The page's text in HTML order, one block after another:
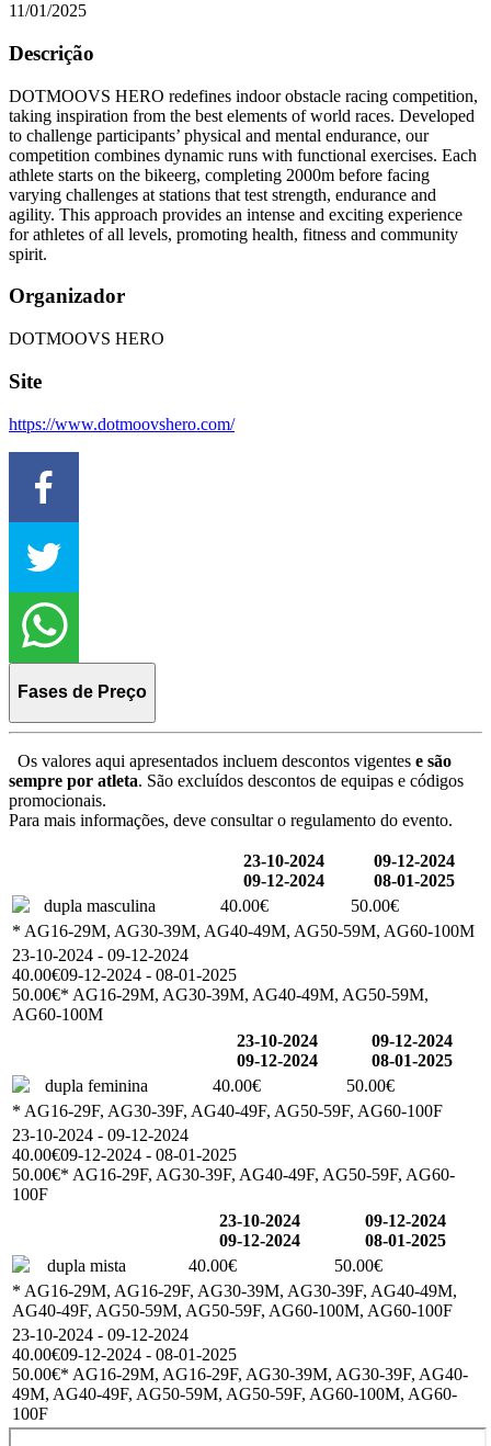
11/01/2025
Descrição
DOTMOOVS HERO redefines indoor obstacle racing competition,
taking inspiration from the best elements of world races. Developed
to challenge participants’ physical and mental endurance, our
competition combines dynamic runs with functional exercises. Each
athlete starts on the bikeerg, completing 2000m before facing
varying challenges at stations that test strength, endurance and
agility. This approach provides an intense and exciting experience
for athletes of all levels, promoting health, fitness and community
spirit.
Organizador
DOTMOOVS HERO
Site
https://www.dotmoovshero.com/
Fases de Preço
Os valores aqui apresentados incluem descontos vigentes e são
sempre por atleta. São excluídos descontos de equipas e códigos
promocionais.
Para mais informações, deve consultar o regulamento do evento.
23-10-2024
09-12-2024
09-12-2024
08-01-2025
dupla masculina
40.00€
50.00€
* AG16-29M, AG30-39M, AG40-49M, AG50-59M, AG60-100M
23-10-2024 - 09-12-2024
40.00€09-12-2024 - 08-01-2025
50.00€* AG16-29M, AG30-39M, AG40-49M, AG50-59M,
AG60-100M
23-10-2024
09-12-2024
09-12-2024
08-01-2025
dupla feminina
40.00€
50.00€
* AG16-29F, AG30-39F, AG40-49F, AG50-59F, AG60-100F
23-10-2024 - 09-12-2024
40.00€09-12-2024 - 08-01-2025
50.00€* AG16-29F, AG30-39F, AG40-49F, AG50-59F, AG60-
100F
23-10-2024
09-12-2024
09-12-2024
08-01-2025
dupla mista
40.00€
50.00€
* AG16-29M, AG16-29F, AG30-39M, AG30-39F, AG40-49M,
AG40-49F, AG50-59M, AG50-59F, AG60-100M, AG60-100F
23-10-2024 - 09-12-2024
40.00€09-12-2024 - 08-01-2025
50.00€* AG16-29M, AG16-29F, AG30-39M, AG30-39F, AG40-
49M, AG40-49F, AG50-59M, AG50-59F, AG60-100M, AG60-
100F